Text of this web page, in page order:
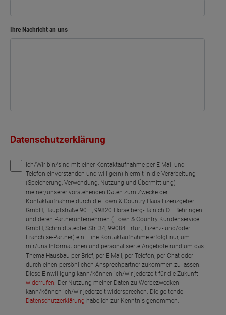
Ihre Nachricht an uns
Datenschutzerklärung
Ich/Wir bin/sind mit einer Kontaktaufnahme per E-Mail und
Telefon einverstanden und willige(n) hiermit in die Verarbeitung
(Speicherung, Verwendung, Nutzung und Übermittlung)
meiner/unserer vorstehenden Daten zum Zwecke der
Kontaktaufnahme durch die Town & Country Haus Lizenzgeber
GmbH, Hauptstraße 90 E, 99820 Hörselberg-Hainich OT Behringen
und deren Partnerunternehmen ( Town & Country Kundenservice
GmbH, Schmidtstedter Str. 34, 99084 Erfurt, Lizenz- und/oder
Franchise-Partner) ein. Eine Kontaktaufnahme erfolgt nur, um
mir/uns Informationen und personalisierte Angebote rund um das
Thema Hausbau per Brief, per E-Mail, per Telefon, per Chat oder
durch einen persönlichen Ansprechpartner zukommen zu lassen.
Diese Einwilligung kann/können ich/wir jederzeit für die Zukunft
widerrufen. Der Nutzung meiner Daten zu Werbezwecken
kann/können ich/wir jederzeit widersprechen. Die geltende
Datenschutzerklärung habe ich zur Kenntnis genommen.